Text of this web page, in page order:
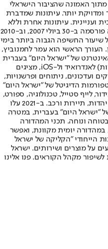
האמונה שהציבור הישראלי
ומדויקת יותר. עיתונות שמדברת
ועניינית. עיתונות אחרת וללא
תשלום. המהדורה המודפסת הראשונה פורסמה ב-30 ביולי 2007, וב-2010
שיעור החשיפה הגבוה ביותר בימי
העורך הראשי הוא עמר לחמנוביץ,
של "ישראל היום" בעברית
ובאנגלית, כמו כן היישומונים (אפליקציות) לאנדרואיד ול-iOS, מציגים
ועדכונים, ניתוחים ופרשנויות,
הדיגיטל של "ישראל היום"
לייף סטייל, טכנולוגיה, ספורט,
כלכלה וצרכנות, בריאות, חיילים, אוכל, יהדות, תיירות ורכב. ב-2021 עלו
"ישראל היום" בעברית, במטרה
ונוחה. תכני המהדורה
יומית מקוונת, ואפשר
הייחודי "הקליקה של ישראל
על מוצרים ושירותים. ישראל
מקהל הקוראים. פנו אלינו